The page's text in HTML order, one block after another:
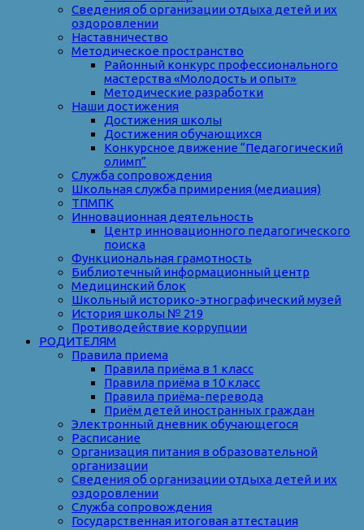
Сведения об организации отдыха детей и их
оздоровлении
Наставничество
Методическое пространство
Районный конкурс профессионального
мастерства «Молодость и опыт»
Методические разработки
Наши достижения
Достижения школы
Достижения обучающихся
Конкурсное движение “Педагогический
олимп”
Служба сопровождения
Школьная служба примирения (медиация)
ТПМПК
Инновационная деятельность
Центр инновационного педагогического
поиска
Функциональная грамотность
Библиотечный информационный центр
Медицинский блок
Школьный историко-этнографический музей
История школы № 219
Противодействие коррупции
РОДИТЕЛЯМ
Правила приема
Правила приёма в 1 класс
Правила приёма в 10 класс
Правила приёма-перевода
Приём детей иностранных граждан
Электронный дневник обучающегося
Расписание
Организация питания в образовательной
организации
Сведения об организации отдыха детей и их
оздоровлении
Служба сопровождения
Государственная итоговая аттестация